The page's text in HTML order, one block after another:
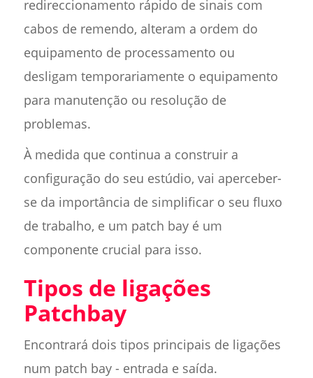
redireccionamento rápido de sinais com
cabos de remendo, alteram a ordem do
equipamento de processamento ou
desligam temporariamente o equipamento
para manutenção ou resolução de
problemas.
À medida que continua a construir a
configuração do seu estúdio, vai aperceber-
se da importância de simplificar o seu fluxo
de trabalho, e um patch bay é um
componente crucial para isso.
Tipos de ligações
Patchbay
Encontrará dois tipos principais de ligações
num patch bay - entrada e saída.